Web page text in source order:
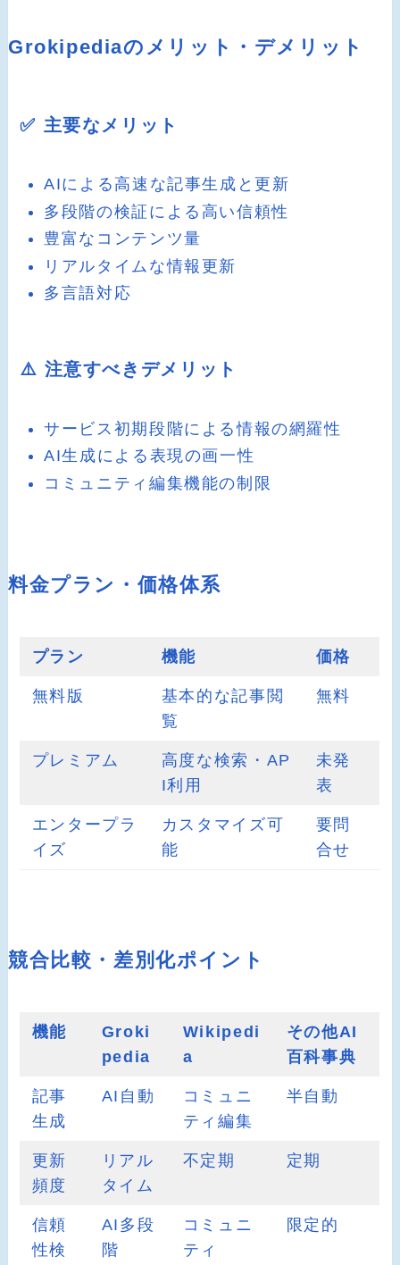
Grokipediaのメリット・デメリット
✅ 主要なメリット
AIによる高速な記事生成と更新
多段階の検証による高い信頼性
豊富なコンテンツ量
リアルタイムな情報更新
多言語対応
⚠️ 注意すべきデメリット
サービス初期段階による情報の網羅性
AI生成による表現の画一性
コミュニティ編集機能の制限
料金プラン・価格体系
プラン 機能 価格
無料版
基本的な記事閲
覧
無料
プレミアム
高度な検索・AP
I利用
未発
表
エンタープラ
イズ
カスタマイズ可
能
要問
合せ
競合比較・差別化ポイント
機能
Groki
pedia
Wikipedi
a
その他AI
百科事典
記事
生成
AI自動
コミュニ
ティ編集
半自動
更新
頻度
リアル
タイム
不定期 定期
信頼
性検
AI多段
階
コミュニ
ティ
限定的